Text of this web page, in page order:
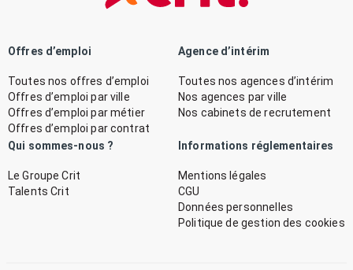
Offres d’emploi
Toutes nos offres d’emploi
Offres d’emploi par ville
Offres d’emploi par métier
Offres d’emploi par contrat
Agence d’intérim
Toutes nos agences d’intérim
Nos agences par ville
Nos cabinets de recrutement
Qui sommes-nous ?
Le Groupe Crit
Talents Crit
Informations réglementaires
Mentions légales
CGU
Données personnelles
Politique de gestion des cookies